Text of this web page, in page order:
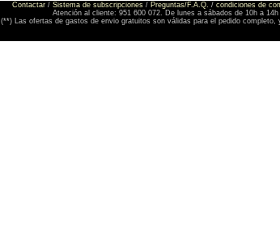
Contactar / Sistema de subscripciones / Preguntas/F.A.Q. / condiciones de
Atención al cliente: 951 600 072. De lunes a sábados de 10h a
(**) Las ofertas de gastos de envio gratuitos son válidas para el pedido completo,